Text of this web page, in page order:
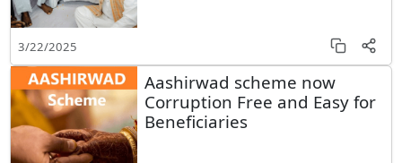
3/22/2025
Aashirwad scheme now
Corruption Free and Easy for
Beneficiaries